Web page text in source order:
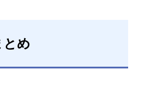
とめ